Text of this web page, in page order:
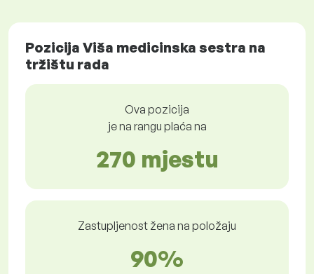
Pozicija Viša medicinska sestra na
tržištu rada
Ova pozicija
je na rangu plaća na
270 mjestu
Zastupljenost žena na položaju
90%